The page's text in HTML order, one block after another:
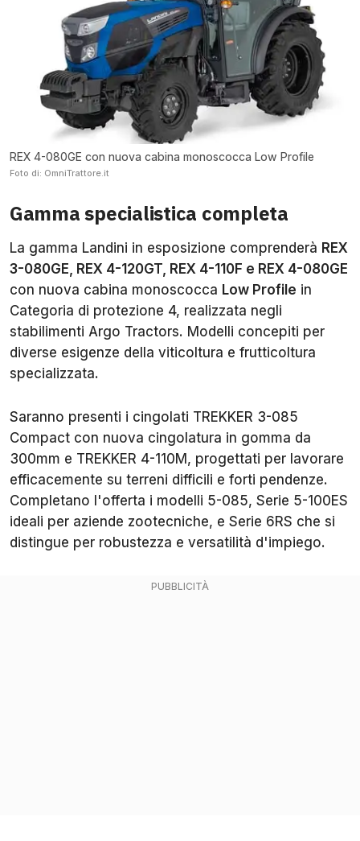
REX 4-080GE con nuova cabina monoscocca Low Profile
Foto di: OmniTrattore.it
Gamma specialistica completa
La gamma Landini in esposizione comprenderà REX
3-080GE, REX 4-120GT, REX 4-110F e REX 4-080GE
con nuova cabina monoscocca Low Profile in
Categoria di protezione 4, realizzata negli
stabilimenti Argo Tractors. Modelli concepiti per
diverse esigenze della viticoltura e frutticoltura
specializzata.
Saranno presenti i cingolati TREKKER 3-085
Compact con nuova cingolatura in gomma da
300mm e TREKKER 4-110M, progettati per lavorare
efficacemente su terreni difficili e forti pendenze.
Completano l'offerta i modelli 5-085, Serie 5-100ES
ideali per aziende zootecniche, e Serie 6RS che si
distingue per robustezza e versatilità d'impiego.